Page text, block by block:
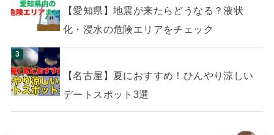
【愛知県】地震が来たらどうなる？液状
化・浸水の危険エリアをチェック
【名古屋】夏におすすめ！ひんやり涼しい
デートスポット3選